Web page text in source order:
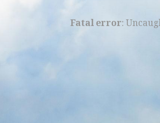
Fatal error: